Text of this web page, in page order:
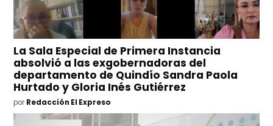
La Sala Especial de Primera Instancia
absolvió a las exgobernadoras del
departamento de Quindío Sandra Paola
Hurtado y Gloria Inés Gutiérrez
por Redacción El Expreso